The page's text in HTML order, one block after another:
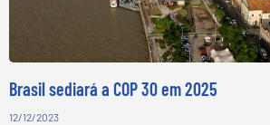
Brasil sediará a COP 30 em 2025
12/12/2023